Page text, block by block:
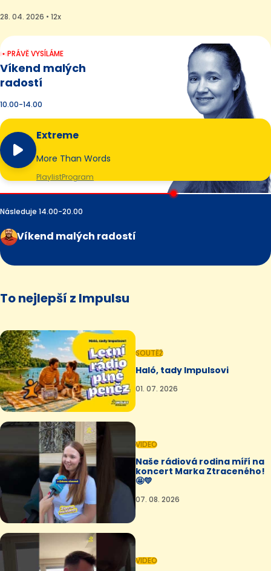
28. 04. 2026 • 12x
PRÁVĚ VYSÍLÁME
Víkend malých
radostí
10.00-14.00
Extreme
More Than Words
PlaylistProgram
Následuje 14.00-20.00
Víkend malých radostí
To nejlepší z Impulsu
SOUTĚŽ
Haló, tady Impulsovi
01. 07. 2026
VIDEO
Naše rádiová rodina míří na
koncert Marka Ztraceného!
🤩💛
07. 08. 2026
VIDEO